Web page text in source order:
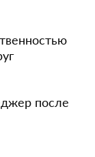
после